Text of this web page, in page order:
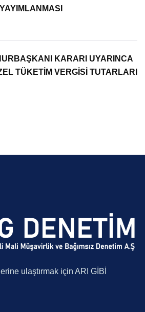
KARARI UYARINCA
TÜKETİM VERGİSİ TUTARLARI
ulaştırmak için ARI GİBİ